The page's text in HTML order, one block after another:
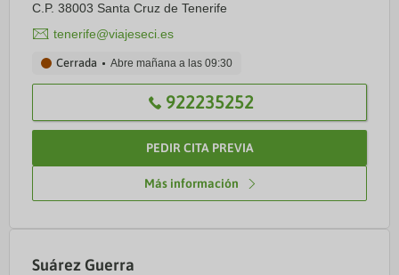
C.P. 38003 Santa Cruz de Tenerife
tenerife@viajeseci.es
922235252
Cerrada Abre mañana a las 09:30
PEDIR CITA PREVIA
Más información
Suárez Guerra